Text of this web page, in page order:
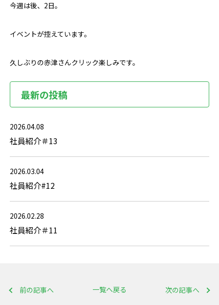
今週は後、2日。
イベントが控えています。
久しぶりの赤津さんクリック楽しみです。
最新の投稿
2026.04.08
社員紹介＃13
2026.03.04
社員紹介#12
2026.02.28
社員紹介＃11
前の記事へ 次の記事へ
一覧へ戻る